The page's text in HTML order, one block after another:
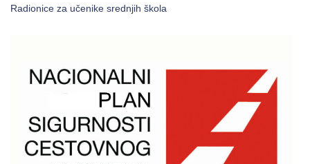
Radionice za učenike srednjih škola